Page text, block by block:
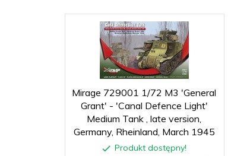
Mirage 729001 1/72 M3 'General
Grant' - 'Canal Defence Light'
Medium Tank , late version,
Germany, Rheinland, March 1945
Produkt dostępny!